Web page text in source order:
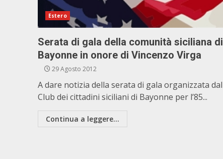
Estero
Serata di gala della comunità siciliana di
Bayonne in onore di Vincenzo Virga
29 Agosto 2012
A dare notizia della serata di gala organizzata dal
Club dei cittadini siciliani di Bayonne per l’85...
Continua a leggere...